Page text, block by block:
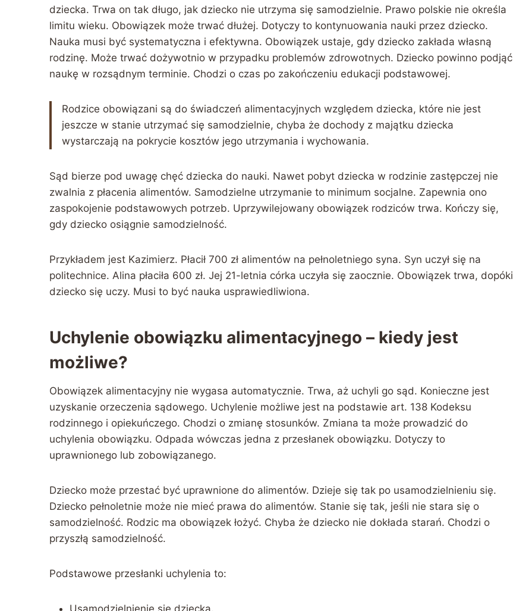
dziecka. Trwa on tak długo, jak dziecko nie utrzyma się samodzielnie. Prawo polskie nie określa
limitu wieku. Obowiązek może trwać dłużej. Dotyczy to kontynuowania nauki przez dziecko.
Nauka musi być systematyczna i efektywna. Obowiązek ustaje, gdy dziecko zakłada własną
rodzinę. Może trwać dożywotnio w przypadku problemów zdrowotnych. Dziecko powinno podjąć
naukę w rozsądnym terminie. Chodzi o czas po zakończeniu edukacji podstawowej.
Rodzice obowiązani są do świadczeń alimentacyjnych względem dziecka, które nie jest
jeszcze w stanie utrzymać się samodzielnie, chyba że dochody z majątku dziecka
wystarczają na pokrycie kosztów jego utrzymania i wychowania.
Sąd bierze pod uwagę chęć dziecka do nauki. Nawet pobyt dziecka w rodzinie zastępczej nie
zwalnia z płacenia alimentów. Samodzielne utrzymanie to minimum socjalne. Zapewnia ono
zaspokojenie podstawowych potrzeb. Uprzywilejowany obowiązek rodziców trwa. Kończy się,
gdy dziecko osiągnie samodzielność.
Przykładem jest Kazimierz. Płacił 700 zł alimentów na pełnoletniego syna. Syn uczył się na
politechnice. Alina płaciła 600 zł. Jej 21-letnia córka uczyła się zaocznie. Obowiązek trwa, dopóki
dziecko się uczy. Musi to być nauka usprawiedliwiona.
Uchylenie obowiązku alimentacyjnego – kiedy jest
możliwe?
Obowiązek alimentacyjny nie wygasa automatycznie. Trwa, aż uchyli go sąd. Konieczne jest
uzyskanie orzeczenia sądowego. Uchylenie możliwe jest na podstawie art. 138 Kodeksu
rodzinnego i opiekuńczego. Chodzi o zmianę stosunków. Zmiana ta może prowadzić do
uchylenia obowiązku. Odpada wówczas jedna z przesłanek obowiązku. Dotyczy to
uprawnionego lub zobowiązanego.
Dziecko może przestać być uprawnione do alimentów. Dzieje się tak po usamodzielnieniu się.
Dziecko pełnoletnie może nie mieć prawa do alimentów. Stanie się tak, jeśli nie stara się o
samodzielność. Rodzic ma obowiązek łożyć. Chyba że dziecko nie dokłada starań. Chodzi o
przyszłą samodzielność.
Podstawowe przesłanki uchylenia to:
Usamodzielnienie się dziecka.